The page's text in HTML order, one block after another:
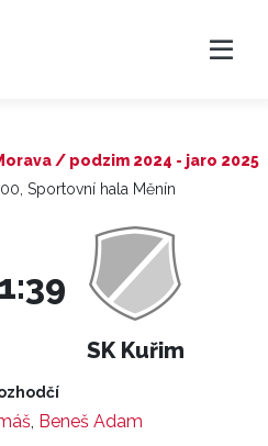
/ podzim 2024 - jaro 2025
Sportovní hala Měnín
SK Kuřim
, Beneš Adam